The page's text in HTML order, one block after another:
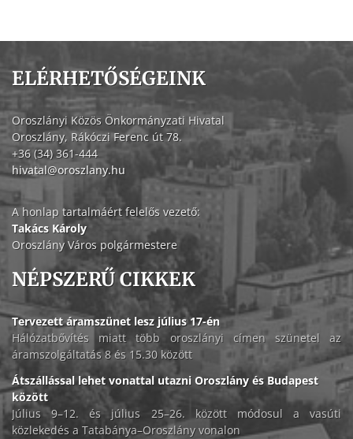
ELÉRHETŐSÉGEINK
Oroszlányi Közös Önkormányzati Hivatal
Oroszlány, Rákóczi Ferenc út 78.
+36 (34) 361-444
hivatal@oroszlany.hu
A honlap tartalmáért felelős vezető:
Takács Károly
Oroszlány Város polgármestere
NÉPSZERŰ CIKKEK
Tervezett áramszünet lesz július 17-én
Hálózatbővítés miatt több oroszlányi címen szünetel az
áramszolgáltatás 8 és 15.30 között
Átszállással lehet vonattal utazni Oroszlány és Budapest
között
Július 9–12. és július 25–26. között módosul a vasúti
közlekedés a Tatabánya–Oroszlány vonalon